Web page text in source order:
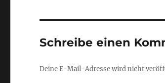
Schreibe einen
Deine E-Mail-Adresse wird nicht